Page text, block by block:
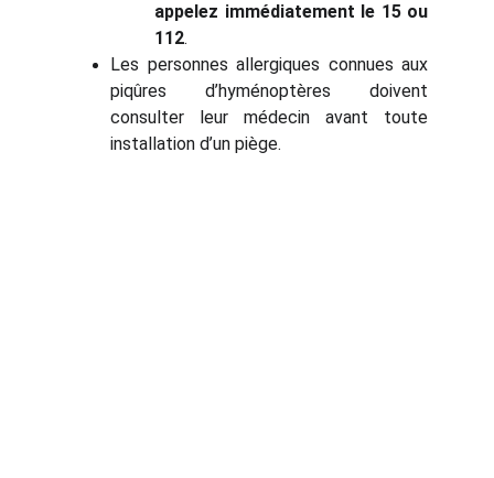
appelez immédiatement le 15 ou
112.
Les personnes allergiques connues aux
piqûres d’hyménoptères doivent
consulter leur médecin avant toute
installation d’un piège.